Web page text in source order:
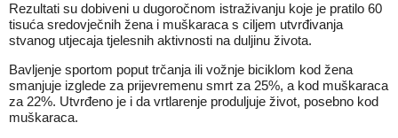
Rezultati su dobiveni u dugoročnom istraživanju koje je pratilo 60
tisuća sredovječnih žena i muškaraca s ciljem utvrđivanja
stvanog utjecaja tjelesnih aktivnosti na duljinu života.
Bavljenje sportom poput trčanja ili vožnje biciklom kod žena
smanjuje izglede za prijevremenu smrt za 25%, a kod muškaraca
za 22%. Utvrđeno je i da vrtlarenje produljuje život, posebno kod
muškaraca.